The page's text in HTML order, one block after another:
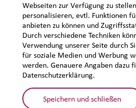
Webseiten zur Verfügung zu
personalisieren, evtl. Funktionen
anbieten zu können und
Durch verschiedene Techniken
Verwendung unserer Seite durch
für soziale Medien und Werbung
werden. Genauere Angaben dazu
Datenschutzerklärung.
Speichern und schließen